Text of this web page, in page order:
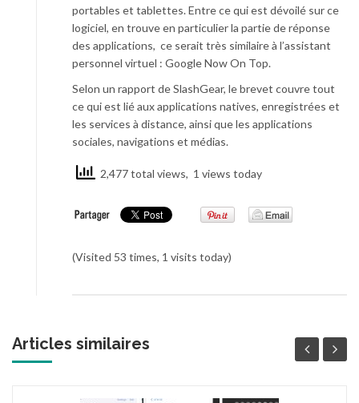
portables et tablettes. Entre ce qui est dévoilé sur ce
logiciel, en trouve en particulier la partie de réponse
des applications, ce serait très similaire à l’assistant
personnel virtuel : Google Now On Top.
Selon un rapport de SlashGear, le brevet couvre tout
ce qui est lié aux applications natives, enregistrées et
les services à distance, ainsi que les applications
sociales, navigations et médias.
2,477 total views, 1 views today
(Visited 53 times, 1 visits today)
Articles similaires